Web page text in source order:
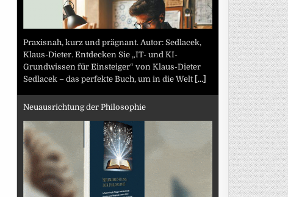
Praxisnah, kurz und prägnant. Autor: Sedlacek,
Klaus-Dieter. Entdecken Sie „IT- und KI-
Grundwissen für Einsteiger“ von Klaus-Dieter
Sedlacek – das perfekte Buch, um in die Welt [...]
Neuausrichtung der Philosophie